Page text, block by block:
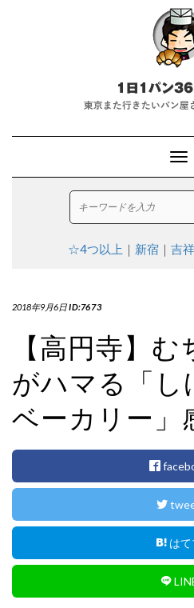
T
o
g
l
N
☆4つ以上 ｜ 新宿 ｜ 吉
2018年9月6日ID:7673
【高円寺】
がハマる「し
ベーカリー」
はて